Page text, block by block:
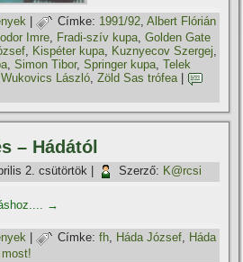
| Címke: 1991/92,Albert Flórián
Imre, Fradi-szí­v kupa,Golden Gate
, Kispéter kupa, Kuznyecov Szergej,
,Simon Tibor,Springer kupa,Telek
Wukovics László,Zöld Sas trófea|
– Hádától
2. csütörtök Szerző: K@rcsi
→
| Címke: fh, Háda József, Háda